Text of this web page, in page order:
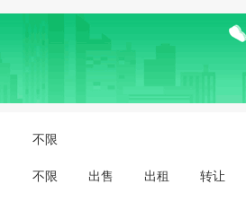
不限
不限 出售 出租 转让